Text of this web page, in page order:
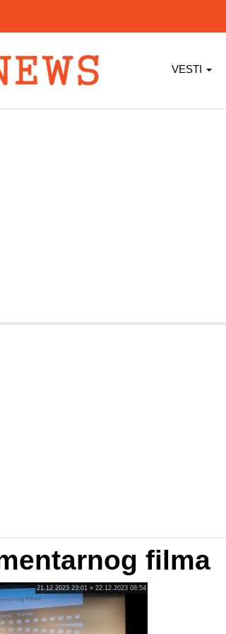
VESTI
filma
21.12.2023 23:01 » 22.12.2023 08:54